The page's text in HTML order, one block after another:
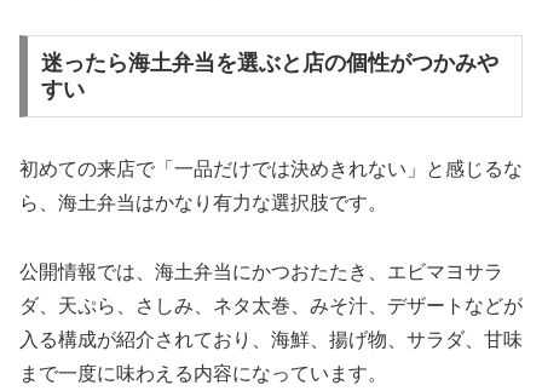
迷ったら海土弁当を選ぶと店の個性がつかみや
すい
初めての来店で「一品だけでは決めきれない」と感じるな
ら、海土弁当はかなり有力な選択肢です。
公開情報では、海土弁当にかつおたたき、エビマヨサラ
ダ、天ぷら、さしみ、ネタ太巻、みそ汁、デザートなどが
入る構成が紹介されており、海鮮、揚げ物、サラダ、甘味
まで一度に味わえる内容になっています。